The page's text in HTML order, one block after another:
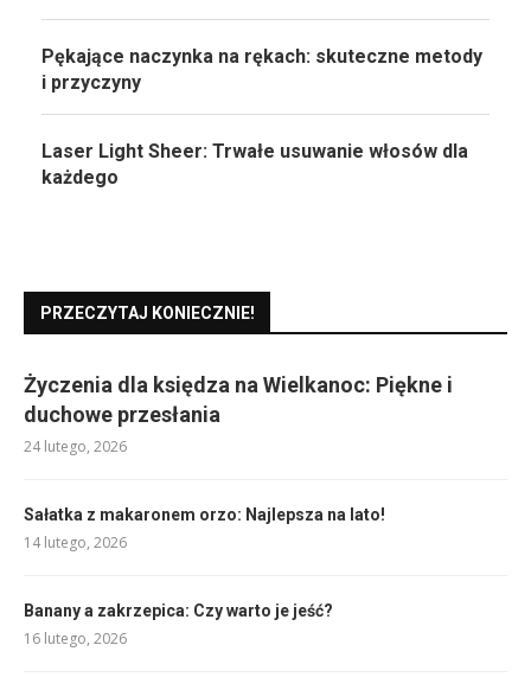
Pękające naczynka na rękach: skuteczne metody
i przyczyny
Laser Light Sheer: Trwałe usuwanie włosów dla
każdego
PRZECZYTAJ KONIECZNIE!
Życzenia dla księdza na Wielkanoc: Piękne i
duchowe przesłania
24 lutego, 2026
Sałatka z makaronem orzo: Najlepsza na lato!
14 lutego, 2026
Banany a zakrzepica: Czy warto je jeść?
16 lutego, 2026